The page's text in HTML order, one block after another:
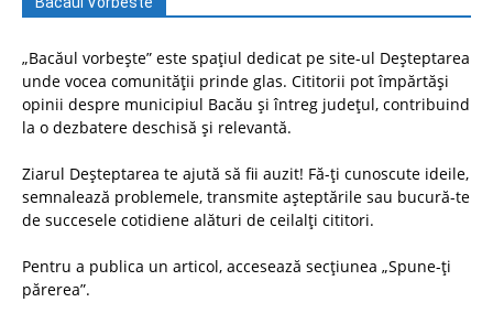
„Bacăul vorbește” este spațiul dedicat pe site-ul Deșteptarea
unde vocea comunității prinde glas. Cititorii pot împărtăși
opinii despre municipiul Bacău și întreg județul, contribuind
la o dezbatere deschisă și relevantă.
Ziarul Deșteptarea te ajută să fii auzit! Fă-ți cunoscute ideile,
semnalează problemele, transmite așteptările sau bucură-te
de succesele cotidiene alături de ceilalți cititori.
Pentru a publica un articol, accesează secțiunea „Spune-ți
părerea”.